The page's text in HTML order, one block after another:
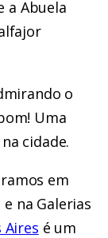
a Abuela
o
Uma
cidade.
em
na Galerias
Aires é um